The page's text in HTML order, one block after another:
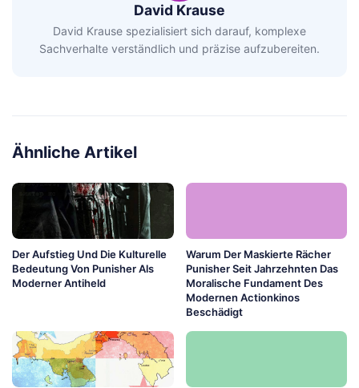
David Krause
David Krause spezialisiert sich darauf, komplexe
Sachverhalte verständlich und präzise aufzubereiten.
Ähnliche Artikel
Der Aufstieg Und Die Kulturelle
Bedeutung Von Punisher Als
Moderner Antiheld
Warum Der Maskierte Rächer
Punisher Seit Jahrzehnten Das
Moralische Fundament Des
Modernen Actionkinos
Beschädigt